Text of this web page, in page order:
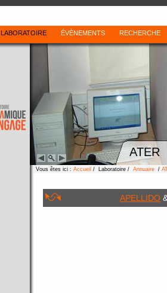
LABORATOIRE ÉVÈNEMENTS RECHERCHE
ATER
Vous êtes ici : Accueil / Laboratoire / Annuaire /
APELLIDO